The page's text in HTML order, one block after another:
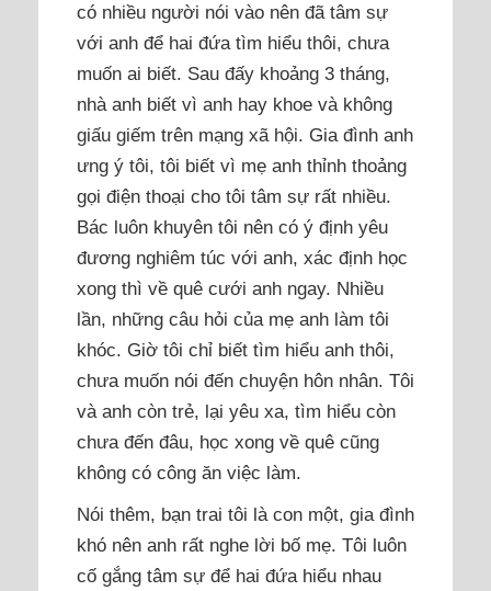
có nhiều người nói vào nên đã tâm sự
với anh để hai đứa tìm hiểu thôi, chưa
muốn ai biết. Sau đấy khoảng 3 tháng,
nhà anh biết vì anh hay khoe và không
giấu giếm trên mạng xã hội. Gia đình anh
ưng ý tôi, tôi biết vì mẹ anh thỉnh thoảng
gọi điện thoại cho tôi tâm sự rất nhiều.
Bác luôn khuyên tôi nên có ý định yêu
đương nghiêm túc với anh, xác định học
xong thì về quê cưới anh ngay. Nhiều
lần, những câu hỏi của mẹ anh làm tôi
khóc. Giờ tôi chỉ biết tìm hiểu anh thôi,
chưa muốn nói đến chuyện hôn nhân. Tôi
và anh còn trẻ, lại yêu xa, tìm hiểu còn
chưa đến đâu, học xong về quê cũng
không có công ăn việc làm.
Nói thêm, bạn trai tôi là con một, gia đình
khó nên anh rất nghe lời bố mẹ. Tôi luôn
cố gắng tâm sự để hai đứa hiểu nhau